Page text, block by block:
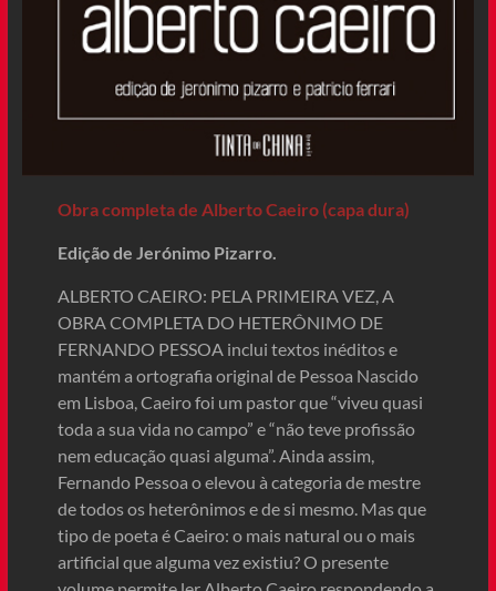
Obra completa de Alberto Caeiro (capa dura)
Edição de Jerónimo Pizarro.
ALBERTO CAEIRO: PELA PRIMEIRA VEZ, A
OBRA COMPLETA DO HETERÔNIMO DE
FERNANDO PESSOA inclui textos inéditos e
mantém a ortografia original de Pessoa Nascido
em Lisboa, Caeiro foi um pastor que “viveu quasi
toda a sua vida no campo” e “não teve profissão
nem educação quasi alguma”. Ainda assim,
Fernando Pessoa o elevou à categoria de mestre
de todos os heterônimos e de si mesmo. Mas que
tipo de poeta é Caeiro: o mais natural ou o mais
artificial que alguma vez existiu? O presente